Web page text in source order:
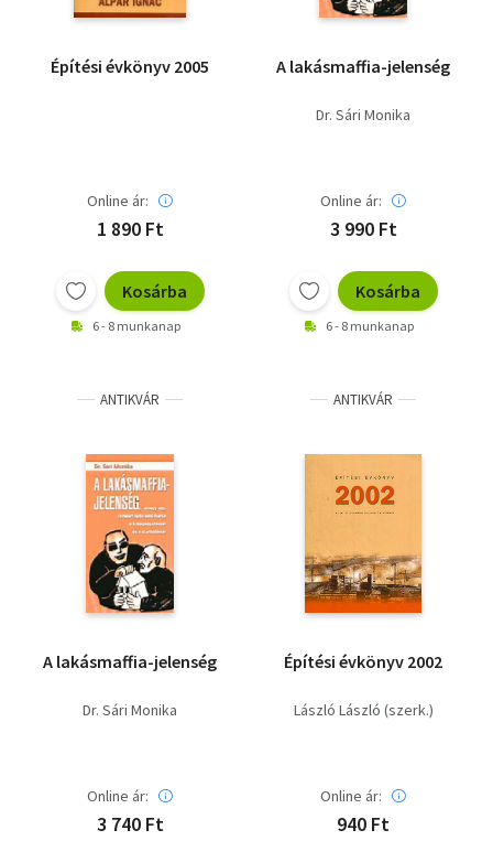
Építési évkönyv 2005
Online ár:
1 890 Ft
Kosárba
6 - 8 munkanap
A lakásmaffia-jelenség
Dr. Sári Monika
Online ár:
3 990 Ft
Kosárba
6 - 8 munkanap
ANTIKVÁR
A lakásmaffia-jelenség
Dr. Sári Monika
Online ár:
3 740 Ft
ANTIKVÁR
Építési évkönyv 2002
László László (szerk.)
Online ár:
940 Ft